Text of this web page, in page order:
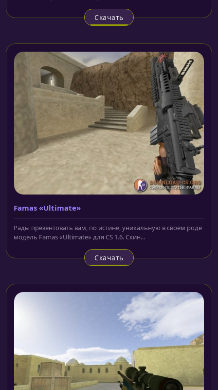
Скачать
Famas «Ultimate»
Рады презентовать вам, по истине, уникальную в своём роде
модель Famas «Ultimate» для CS 1.6. Скин...
Скачать